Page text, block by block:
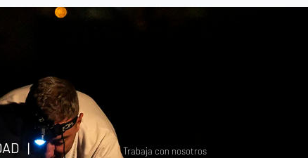
|
Trabaja con nosotros